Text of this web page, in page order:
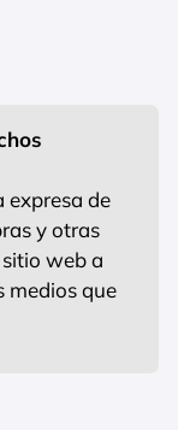
expresa de
y otras
web a
medios que